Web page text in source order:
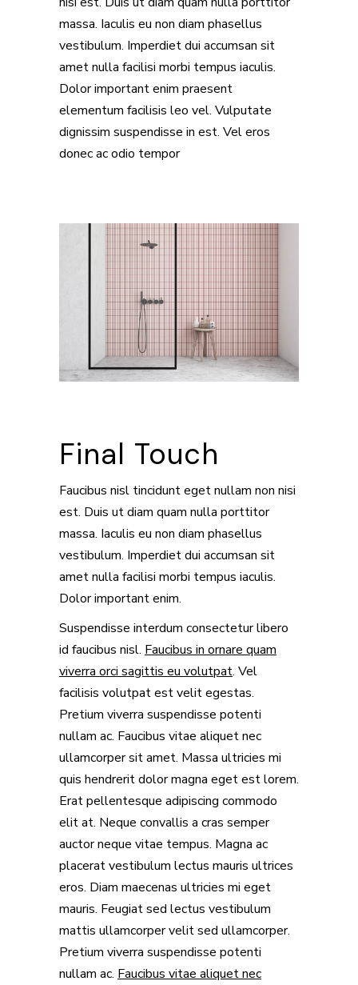
massa. Iaculis eu non diam phasellus
vestibulum. Imperdiet dui accumsan sit
amet nulla facilisi morbi tempus iaculis.
Dolor important enim praesent
elementum facilisis leo vel. Vulputate
dignissim suspendisse in est. Vel eros
donec ac odio tempor
Final Touch
Faucibus nisl tincidunt eget nullam non nisi
est. Duis ut diam quam nulla porttitor
massa. Iaculis eu non diam phasellus
vestibulum. Imperdiet dui accumsan sit
amet nulla facilisi morbi tempus iaculis.
Dolor important enim.
Suspendisse interdum consectetur libero
id faucibus nisl. Faucibus in ornare quam
viverra orci sagittis eu volutpat. Vel
facilisis volutpat est velit egestas.
Pretium viverra suspendisse potenti
nullam ac. Faucibus vitae aliquet nec
ullamcorper sit amet. Massa ultricies mi
quis hendrerit dolor magna eget est lorem.
Erat pellentesque adipiscing commodo
elit at. Neque convallis a cras semper
auctor neque vitae tempus. Magna ac
placerat vestibulum lectus mauris ultrices
eros. Diam maecenas ultricies mi eget
mauris. Feugiat sed lectus vestibulum
mattis ullamcorper velit sed ullamcorper.
Pretium viverra suspendisse potenti
nullam ac. Faucibus vitae aliquet nec